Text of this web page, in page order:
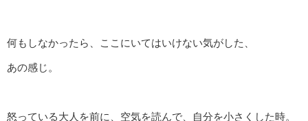
何もしなかったら、ここにいてはいけない気がした、
あの感じ。
怒っている大人を前に、空気を読んで、自分を小さくした時。